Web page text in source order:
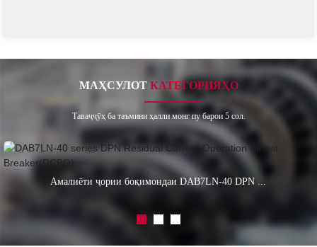
МАҲСУЛОТ КАТЕГОРИЯҲО
Таваҷҷӯҳ ба таъмини ҳалли монг пу барои 5 сол.
Амалиёти ҷории боқимондаи DAB7LN-40 DPN ...